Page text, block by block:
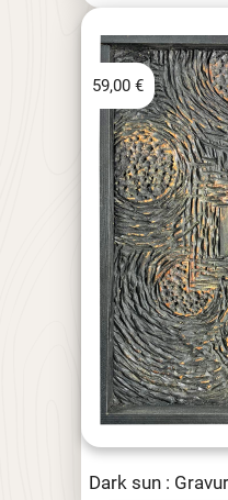
Dark sun :
59,00 €